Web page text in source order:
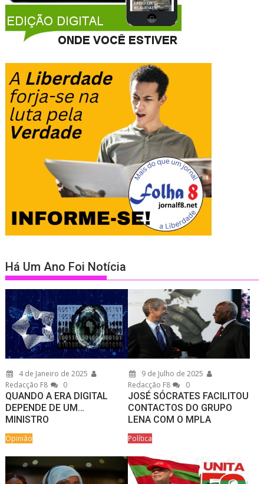
Há Um Ano Foi Notícia
4 de Janeiro de 2025
Redacção F8
0
QUANDO A ERA DIGITAL
DEPENDE DE UM…
MINISTRO
Opinião
9 de Julho de 2025
Redacção F8
0
JOSÉ SÓCRATES FACILITOU
CONTACTOS DO GRUPO
LENA COM O MPLA
Política